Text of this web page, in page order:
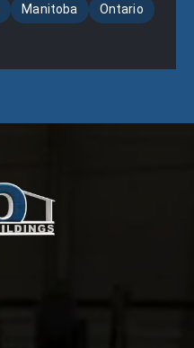
Manitoba
Ontario